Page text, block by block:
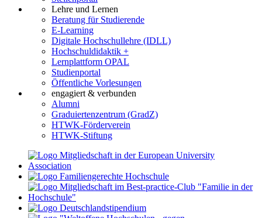
Lehre und Lernen
Beratung für Studierende
E-Learning
Digitale Hochschullehre (IDLL)
Hochschuldidaktik +
Lernplattform OPAL
Studienportal
Öffentliche Vorlesungen
engagiert & verbunden
Alumni
Graduiertenzentrum (GradZ)
HTWK-Förderverein
HTWK-Stiftung